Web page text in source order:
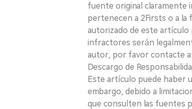
fuente original claramente
pertenecen a 2Firsts o a
autorizado de este
infractores serán
autor, por favor contacte a:
Descargo de
Este artículo puede haber
embargo, debido a
que consulten las fuentes